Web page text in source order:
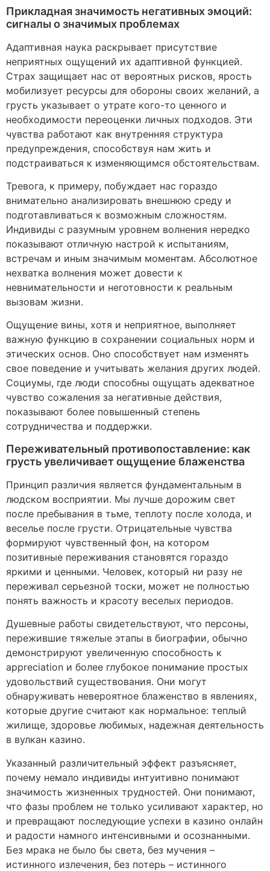
Прикладная значимость негативных эмоций:
сигналы о значимых проблемах
Адаптивная наука раскрывает присутствие
неприятных ощущений их адаптивной функцией.
Страх защищает нас от вероятных рисков, ярость
мобилизует ресурсы для обороны своих желаний, а
грусть указывает о утрате кого-то ценного и
необходимости переоценки личных подходов. Эти
чувства работают как внутренняя структура
предупреждения, способствуя нам жить и
подстраиваться к изменяющимся обстоятельствам.
Тревога, к примеру, побуждает нас гораздо
внимательно анализировать внешнюю среду и
подготавливаться к возможным сложностям.
Индивиды с разумным уровнем волнения нередко
показывают отличную настрой к испытаниям,
встречам и иным значимым моментам. Абсолютное
нехватка волнения может довести к
невнимательности и неготовности к реальным
вызовам жизни.
Ощущение вины, хотя и неприятное, выполняет
важную функцию в сохранении социальных норм и
этических основ. Оно способствует нам изменять
свое поведение и учитывать желания других людей.
Социумы, где люди способны ощущать адекватное
чувство сожаления за негативные действия,
показывают более повышенный степень
сотрудничества и поддержки.
Переживательный противопоставление: как
грусть увеличивает ощущение блаженства
Принцип различия является фундаментальным в
людском восприятии. Мы лучше дорожим свет
после пребывания в тьме, теплоту после холода, и
веселье после грусти. Отрицательные чувства
формируют чувственный фон, на котором
позитивные переживания становятся гораздо
яркими и ценными. Человек, который ни разу не
переживал серьезной тоски, может не полностью
понять важность и красоту веселых периодов.
Душевные работы свидетельствуют, что персоны,
пережившие тяжелые этапы в биографии, обычно
демонстрируют увеличенную способность к
appreciation и более глубокое понимание простых
удовольствий существования. Они могут
обнаруживать невероятное блаженство в явлениях,
которые другие считают как нормальное: теплый
жилище, здоровье любимых, надежная деятельность
в вулкан казино.
Указанный различительный эффект разъясняет,
почему немало индивиды интуитивно понимают
значимость жизненных трудностей. Они понимают,
что фазы проблем не только усиливают характер, но
и превращают последующие успехи в казино онлайн
и радости намного интенсивными и осознанными.
Без мрака не было бы света, без мучения –
истинного излечения, без потерь – истинного